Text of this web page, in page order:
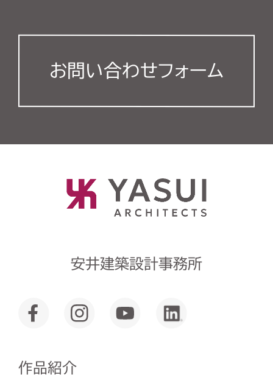
お問い合わせフォーム
安井建築設計事務所
作品紹介